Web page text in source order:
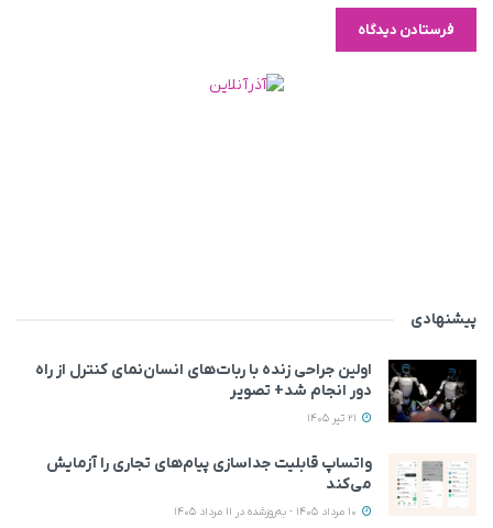
پیشنهادی
اولین جراحی زنده با ربات‌های انسان‌نمای کنترل از راه
دور انجام شد+ تصویر
واتساپ قابلیت جداسازی پیام‌های تجاری را آزمایش
می‌کند